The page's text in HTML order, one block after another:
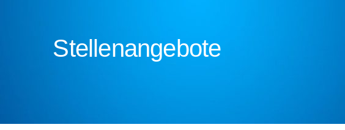
Stellenangebote